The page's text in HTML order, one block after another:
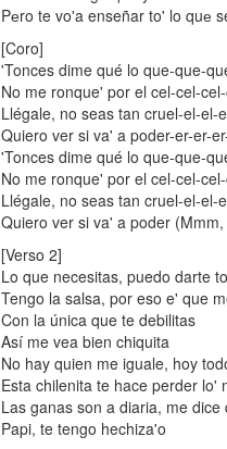
Pеro te vo'a enseñar to' lo quе
[Coro]
'Tonces dime qué lo que-que-
No me ronque' por el cel-cel-
Llégale, no seas tan cruel-el-el-
Quiero ver si va' a poder-er-er-
'Tonces dime qué lo que-que-
No me ronque' por el cel-cel-
Llégale, no seas tan cruel-el-el-
Quiero ver si va' a poder
[Verso 2]
Lo que necesitas, puedo darte
Tengo la salsa, por eso e' que
Con la única que te debilitas
Así me vea bien chiquita
No hay quien me iguale, hoy
Esta chilenita te hace perder lo'
Las ganas son a diaria, me
Papi, te tengo hechiza'o